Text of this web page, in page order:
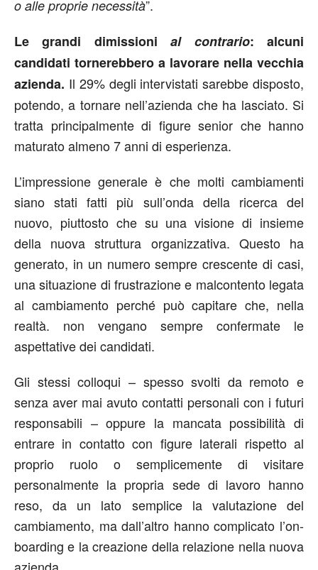
o alle proprie necessità”.
Le grandi dimissionial contrario: alcuni
candidati tornerebbero a lavorare nella vecchia
azienda. Il 29% degli intervistati sarebbe disposto,
potendo, a tornare nell’azienda che ha lasciato. Si
tratta principalmente di figure senior che hanno
maturato almeno 7 anni di esperienza.
L’impressione generale è che molti cambiamenti
siano stati fatti più sull’onda della ricerca del
nuovo, piuttosto che su una visione di insieme
della nuova struttura organizzativa. Questo ha
generato, in un numero sempre crescente di casi,
una situazione di frustrazione e malcontento legata
al cambiamento perché può capitare che, nella
realtà. non vengano sempre confermate le
aspettative dei candidati.
Gli stessi colloqui – spesso svolti da remoto e
senza aver mai avuto contatti personali con i futuri
responsabili – oppure la mancata possibilità di
entrare in contatto con figure laterali rispetto al
proprio ruolo o semplicemente di visitare
personalmente la propria sede di lavoro hanno
reso, da un lato semplice la valutazione del
cambiamento, ma dall’altro hanno complicato l’on-
boarding e la creazione della relazione nella nuova